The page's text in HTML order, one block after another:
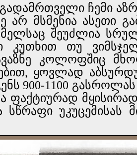
ჩემი
არ მსმენია ასეთი
შეუძლია
კუთხით თუ
კოლოფშიც
ყოვლად
900-1100
ფაქტიურად
სწრაფი